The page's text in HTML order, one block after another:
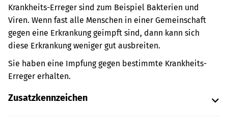
Krankheits-Erreger sind zum Beispiel Bakterien und
Viren. Wenn fast alle Menschen in einer Gemeinschaft
gegen eine Erkrankung geimpft sind, dann kann sich
diese Erkrankung weniger gut ausbreiten.
Sie haben eine Impfung gegen bestimmte Krankheits-
Erreger erhalten.
Zusatzkennzeichen